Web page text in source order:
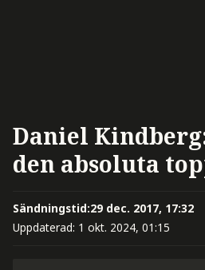
Daniel
den absoluta
Sändningstid:29 dec. 2017, 17:32
Uppdaterad: 1 okt. 2024, 01:15